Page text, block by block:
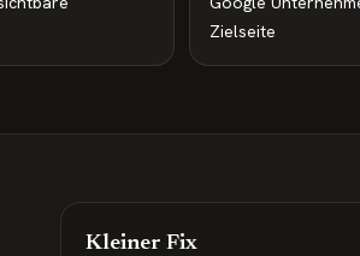
Zielseite
Kleiner Fix